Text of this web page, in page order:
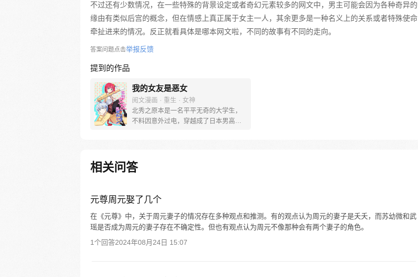
不过还有少数情况，在一些特殊的背景设定或者奇幻元素较多的网文中，男主可能会因为各种奇异的
缘由有类似后宫的概念，但在情感上真正属于女主一人，其余更多是一种名义上的关系或者特殊使命
牵扯进来的情况。反正就看具体是哪本网文啦，不同的故事有不同的走向。
答案问题点击举报反馈
提到的作品
我的女友是恶女
阅文漫画 · 重生 · 女神
北秀之原本是一名平平无奇的大学生，
不料因意外过电，穿越成了日本男高中
人生赢家！ 可就在他想要投身学业时，
却频频被一个“小豆丁”福泽冬美找茬。
相关问答
元尊周元娶了几个
在《元尊》中，关于周元妻子的情况存在多种观点和推测。有的观点认为周元的妻子是夭夭，而苏幼微和武
瑶是否成为周元的妻子存在不确定性。但也有观点认为周元不像那种会有两个妻子的角色。
1个回答2024年08月24日 15:07